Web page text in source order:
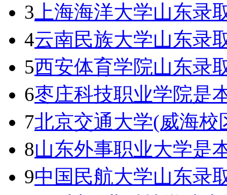
3 上海海洋大学山东录
4云南民族大学山东录
5西安体育学院山东录
6枣庄科技职业学院是
7北京交通大学(威海
8山东外事职业大学是
9中国民航大学山东录